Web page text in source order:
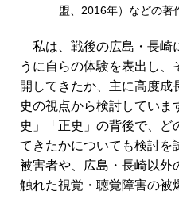
盟、2016年）などの著
私は、戦後の広島・長崎
うに自らの体験を表出し
開してきたか、主に高度成
史の視点から検討していま
史」「正史」の背後で、
てきたかについても検討を
被害者や、広島・長崎以外
触れた視覚・聴覚障害の被